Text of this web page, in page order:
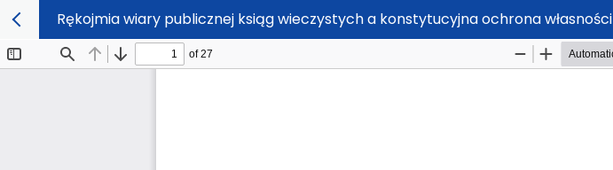
Rękojmia wiary publicznej ksiąg wieczystych a konstytucyjna ochrona własności